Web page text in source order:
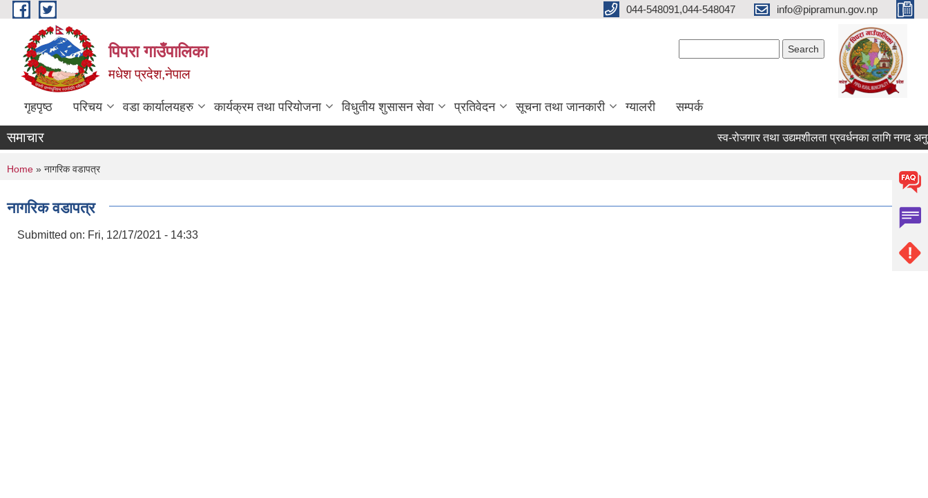
Skip to main content 044-548091,044-548047 info@pipramun.gov.np
पिपरा गाउँपालिका
मधेश प्रदेश,नेपाल
गृहपृष्ठ परिचय वडा कार्यालयहरु कार्यक्रम तथा परियोजना विधुतीय शुसासन सेवा प्रतिवेदन सूचना तथा जानकारी ग्यालरी सम्पर्क
समाचार स्व-रोजगार तथा उद्यमशीलता प्रवर्धनका लागि नगद
You are here
Home » नागरिक वडापत्र
नागरिक वडापत्र
Submitted on: Fri, 12/17/2021 - 14:33